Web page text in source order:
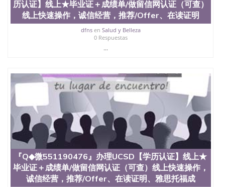
交时间，公司人员陪同客户本人一起去留服递交材
料； 5、等待结果，完成结果书留服直接邮寄给客户
6、客户确认收到结果，付余款。 我们对海外大学及
学院的毕业证成绩单所使用的材料，尺寸大小，防伪
结构（包括：水印，阴影底纹，钢印LOGO烫金烫
对照。质量得到了广大海外客户群体的认可，同时和
海外学校留学中介， 同时能做到与时俱进，及时掌握
各大院校的（毕业证，成绩单，资格证，学生卡，结
业证，录取通知书，在读证明等相关材料）的版本更
新信息， 能够在时间掌握的海外学历文凭的样版，尺
寸大小，纸张材质，防伪技术等等，并在时间收集到
原版实物，以求达到客户的需求。 我们的优势： 我
们在保证合理定价的同时，坚持较高性价比，通过品
质和效率不断优化，为您倾情诠释什么是高性价比。
咨询顾问：Sam q/微信:551190476 Q/微
信:551190476办理毕业证成绩单、教育部认证,录取通
知书，雅思，留学回国证明.
历认证】线上★毕业证＋成绩单/做留信网认证（可查）
线上快速操作，诚信经营，推荐/Offer、在读证明
dfnsen Salud y Belleza
0 Respuestas
...
『Q◆微551190476』办理UCSD【学历认证】线上★
毕业证＋成绩单/做留信网认证（可查）线上快速操作，
诚信经营，推荐/Offer、在读证明、雅思托福成